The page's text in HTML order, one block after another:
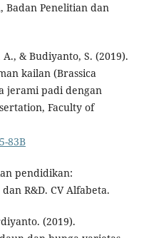
Badan Penelitian dan
& Budiyanto, S. (2019).
kailan (Brassica
jerami padi dengan
Faculty of
83B
pendidikan:
R&D. CV Alfabeta.
(2019).